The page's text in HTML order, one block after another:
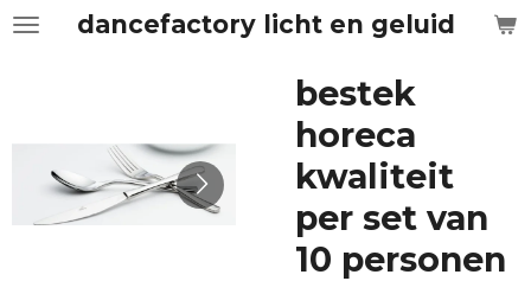
Ga
dancefactory licht en geluid
bestek
horeca
kwaliteit
per set van
10 personen